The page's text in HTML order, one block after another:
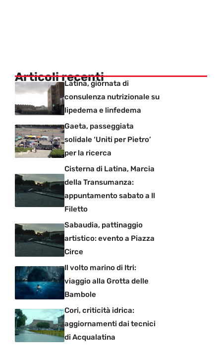
Articoli recenti
Latina, giornata di
consulenza nutrizionale su
lipedema e linfedema
Gaeta, passeggiata
solidale ‘Uniti per Pietro’
per la ricerca
Cisterna di Latina, Marcia
della Transumanza:
appuntamento sabato a Il
Filetto
Sabaudia, pattinaggio
artistico: evento a Piazza
Circe
Il volto marino di Itri:
viaggio alla Grotta delle
Bambole
Cori, criticità idrica:
aggiornamenti dai tecnici
di Acqualatina